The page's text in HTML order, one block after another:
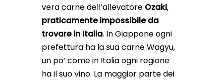
vera carne dell’allevatore Ozaki,
praticamente impossibile da
trovare in Italia. In Giappone ogni
prefettura ha la sua carne Wagyu,
un po’ come in Italia ogni regione
ha il suo vino. La maggior parte dei